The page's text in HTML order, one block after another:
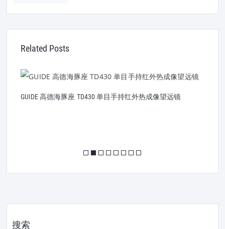
Related Posts
GUIDE 高德海豚座 TD430 单目手持红外热成像望远镜
搜索